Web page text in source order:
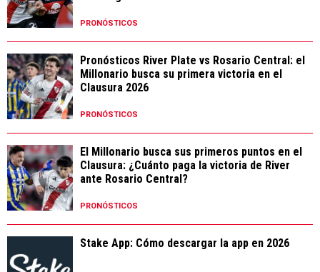
PRONÓSTICOS
Pronósticos River Plate vs Rosario Central: el
Millonario busca su primera victoria en el
Clausura 2026
PRONÓSTICOS
El Millonario busca sus primeros puntos en el
Clausura: ¿Cuánto paga la victoria de River
ante Rosario Central?
PRONÓSTICOS
Stake App: Cómo descargar la app en 2026